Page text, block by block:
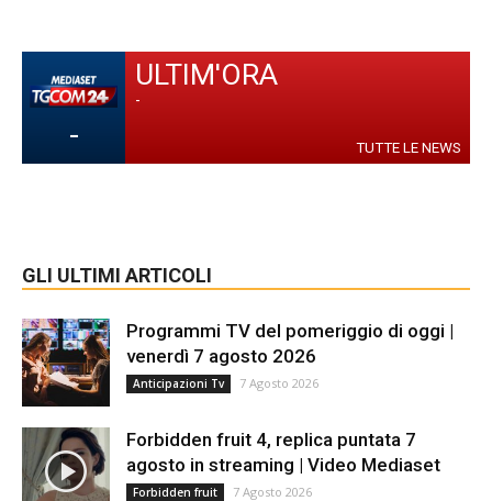
-
ULTIM'ORA
-
TUTTE LE NEWS
GLI ULTIMI ARTICOLI
Programmi TV del pomeriggio di oggi |
venerdì 7 agosto 2026
Anticipazioni Tv 7 Agosto 2026
Forbidden fruit 4, replica puntata 7
agosto in streaming | Video Mediaset
Forbidden fruit 7 Agosto 2026